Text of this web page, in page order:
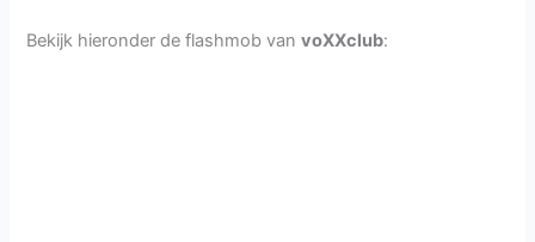
Bekijk hieronder de flashmob vanvoXXclub: